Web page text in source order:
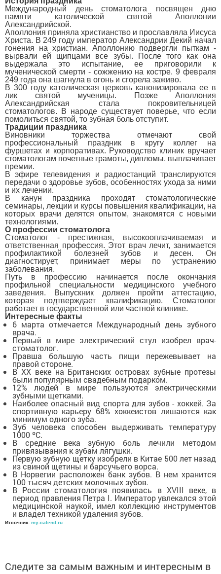
Международный день стоматолога посвящен дню
памяти католической святой Аполлонии
Александрийской.
Аполлония приняла христианство и прославляла Иисуса
Христа. В 249 году император Александрии Декий начал
гонения на христиан. Аполлонию подвергли пыткам -
вырвали ей щипцами все зубы. После того как она
выдержала это испытание, ее приговорили к
мученической смерти - сожжению на костре. 9 февраля
249 года она шагнула в огонь и сгорела заживо.
В 300 году католическая церковь канонизировала ее в
лик святой мученицы. Позже Аполлония
Александрийская стала покровительницей
стоматологов. В народе существует поверье, что если
помолиться святой, то зубная боль отступит.
Традиции праздника
Виновники торжества отмечают свой
профессиональный праздник в кругу коллег на
фуршетах и корпоративах. Руководство клиник вручает
стоматологам почетные грамоты, дипломы, выплачивает
премии.
В эфире телевидения и радиостанций транслируются
передачи о здоровье зубов, особенностях ухода за ними
и их лечении.
В канун праздника проходят стоматологические
семинары, лекции и курсы повышения квалификации, на
которых врачи делятся опытом, знакомятся с новыми
технологиями.
О профессии стоматолога
Стоматолог - престижная, высокооплачиваемая и
ответственная профессия. Этот врач лечит, занимается
профилактикой болезней зубов и десен. Он
диагностирует, принимает меры по устранению
заболевания.
Путь в профессию начинается после окончания
профильной специальности медицинского учебного
заведения. Выпускник должен пройти аттестацию,
которая подтверждает квалификацию. Стоматолог
работает в государственной или частной клинике.
Интересные факты
6 марта отмечается Международный день зубного
врача.
Первый в мире электрический стул изобрел врач-
стоматолог.
Правша большую часть пищи пережевывает на
правой стороне.
В XX веке на Британских островах зубные протезы
были популярным свадебным подарком.
12% людей в мире пользуются электрическими
зубными щетками.
Наиболее опасный вид спорта для зубов - хоккей. За
спортивную карьеру 68% хоккеистов лишаются как
минимум одного зуба.
Зуб человека способен выдерживать температуру
1000 ºС.
В средние века зубную боль лечили методом
привязывания к зубам лягушки.
Первую зубную щетку изобрели в Китае 500 лет назад
из свиной щетины и барсучьего ворса.
В Норвегии расположен банк зубов. В нем хранится
100 тысяч детских молочных зубов.
В России стоматология появилась в XVIII веке, в
период правления Петра I. Император увлекался этой
медицинской наукой, имел коллекцию инструментов
и владел техникой удаления зубов.
Итсочник: my-calend.ru
Следите за самым важным и интересным в